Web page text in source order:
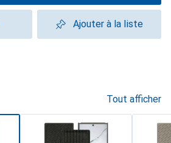
Ajouter à la liste
Tout afficher